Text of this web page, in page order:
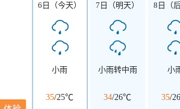
6日（今天）
小雨
35/25℃
7日（明天）
小雨转中雨
34/26℃
8日（
小
35/